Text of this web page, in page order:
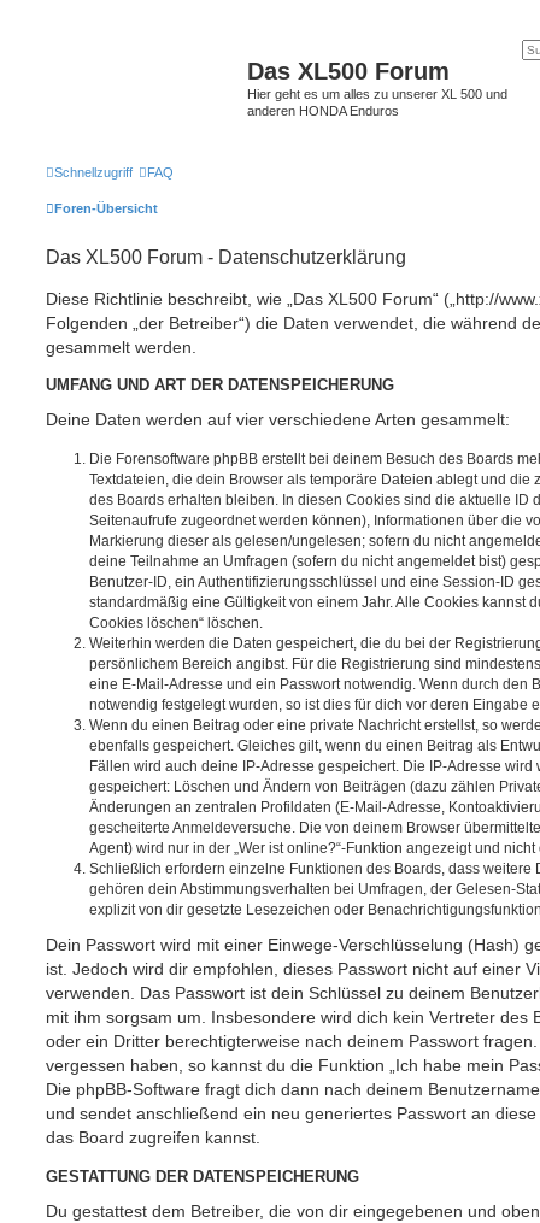
Das XL500 Forum
Hier geht es um alles zu unserer XL 500 und
anderen HONDA Enduros
Schnellzugriff FAQ
Foren-Übersicht
Das XL500 Forum - Datenschutzerklärung
Diese Richtlinie beschreibt, wie „Das XL500 Forum“ („http://
Folgenden „der Betreiber“) die Daten verwendet, die während
gesammelt werden.
UMFANG UND ART DER DATENSPEICHERUNG
Deine Daten werden auf vier verschiedene Arten gesammelt:
Die Forensoftware phpBB erstellt bei deinem Besuch des Boards
Textdateien, die dein Browser als temporäre Dateien ablegt und die
des Boards erhalten bleiben. In diesen Cookies sind die aktuelle ID
Seitenaufrufe zugeordnet werden können), Informationen über die
Markierung dieser als gelesen/ungelesen; sofern du nicht
deine Teilnahme an Umfragen (sofern du nicht angemeldet bist)
Benutzer-ID, ein Authentifizierungsschlüssel und eine Session-ID
standardmäßig eine Gültigkeit von einem Jahr. Alle Cookies kannst
Cookies löschen“ löschen.
Weiterhin werden die Daten gespeichert, die du bei der
persönlichem Bereich angibst. Für die Registrierung sind
eine E-Mail-Adresse und ein Passwort notwendig. Wenn durch den
notwendig festgelegt wurden, so ist dies für dich vor deren Eingabe
Wenn du einen Beitrag oder eine private Nachricht erstellst, so
ebenfalls gespeichert. Gleiches gilt, wenn du einen Beitrag als
Fällen wird auch deine IP-Adresse gespeichert. Die IP-Adresse
gespeichert: Löschen und Ändern von Beiträgen (dazu zählen
Änderungen an zentralen Profildaten (E-Mail-Adresse,
gescheiterte Anmeldeversuche. Die von deinem Browser
Agent) wird nur in der „Wer ist online?“-Funktion angezeigt und
Schließlich erfordern einzelne Funktionen des Boards, dass weitere
gehören dein Abstimmungsverhalten bei Umfragen, der Gelesen-
explizit von dir gesetzte Lesezeichen oder
Dein Passwort wird mit einer Einwege-Verschlüsselung (Hash)
ist. Jedoch wird dir empfohlen, dieses Passwort nicht auf einer
verwenden. Das Passwort ist dein Schlüssel zu deinem
mit ihm sorgsam um. Insbesondere wird dich kein Vertreter des
oder ein Dritter berechtigterweise nach deinem Passwort
vergessen haben, so kannst du die Funktion „Ich habe mein
Die phpBB-Software fragt dich dann nach deinem
und sendet anschließend ein neu generiertes Passwort an
das Board zugreifen kannst.
GESTATTUNG DER DATENSPEICHERUNG
Du gestattest dem Betreiber, die von dir eingegebenen und